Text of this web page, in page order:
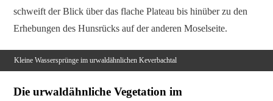
schweift der Blick über das flache Plateau bis hinüber zu den
Erhebungen des Hunsrücks auf der anderen Moselseite.
Kleine Wassersprünge im urwaldähnlichen Keverbachtal
Die urwaldähnliche Vegetation im